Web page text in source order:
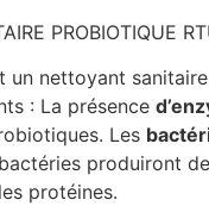
PROBIOTIQUE
un nettoyant
: La présence
Les
produiront
protéines.